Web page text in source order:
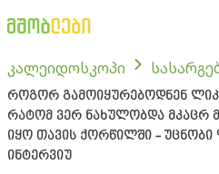
კალეიდოსკოპი
როგორ გამოიყურებოდნენ
რატომ ვერ ნახულობდა მკაცრ
იყო თავის ქორწილში -
ინტერვიუ